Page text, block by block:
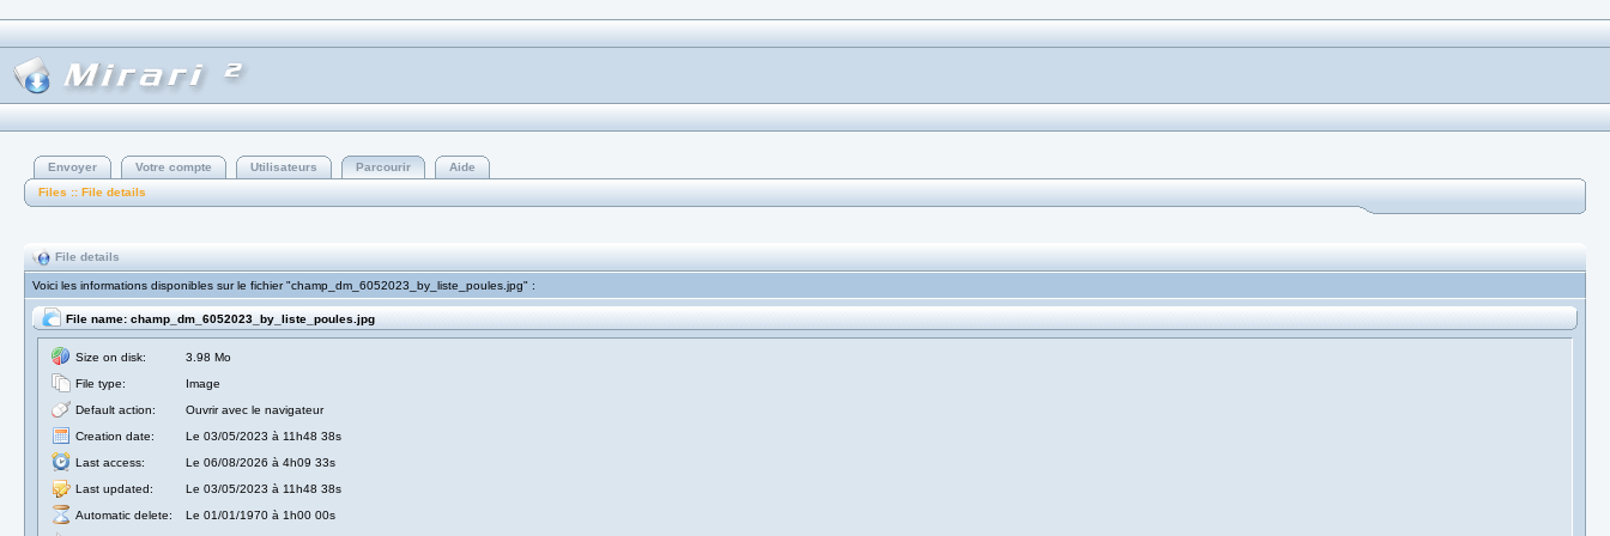
Envoyer Votre compte Utilisateurs Parcourir
Aide
Files :: File details
File details
Voici les informations disponibles sur le fichier "champ_dm_6052023_by_liste_poules.jpg" :
File name: champ_dm_6052023_by_liste_poules.jpg
Size on disk:
3.98 Mo
File type:
Image
Default action:
Ouvrir avec le navigateur
Creation date:
Le 03/05/2023 à 11h48 38s
Last access:
Le 06/08/2026 à 4h09 33s
Last updated:
Le 03/05/2023 à 11h48 38s
Automatic delete:
Le 01/01/1970 à 1h00 00s